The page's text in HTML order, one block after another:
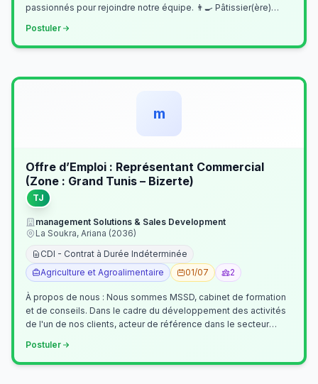
passionnés pour rejoindre notre équipe. 👨‍🍳 Pâtissier(ère)
Postuler
m
Offre d’Emploi : Représentant Commercial
(Zone : Grand Tunis – Bizerte)
TJ
management Solutions & Sales Development
La Soukra, Ariana (2036)
CDI - Contrat à Durée Indéterminée
Agriculture et Agroalimentaire
01/07 2
À propos de nous : Nous sommes MSSD, cabinet de formation
et de conseils. Dans le cadre du développement des activités
de l'un de nos clients, acteur de référence dans le secteur
Postuler